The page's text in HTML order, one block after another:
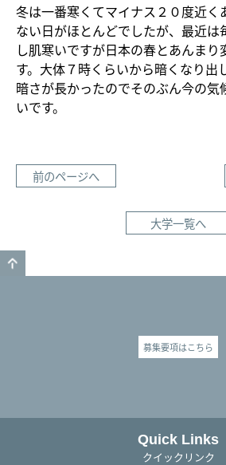
冬は一番寒くてマイナス２０度近く
ない日がほとんどでしたが、最近は
し肌寒いですが日本の春とあんまり
す。大体７時くらいから暗くなり出
暗さが長かったのでそのぶん今の気
いです。
前のページへ
大学一覧へ
募集要項はこちら
Quick Links
クイックリンク